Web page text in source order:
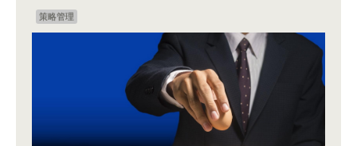
策略管理